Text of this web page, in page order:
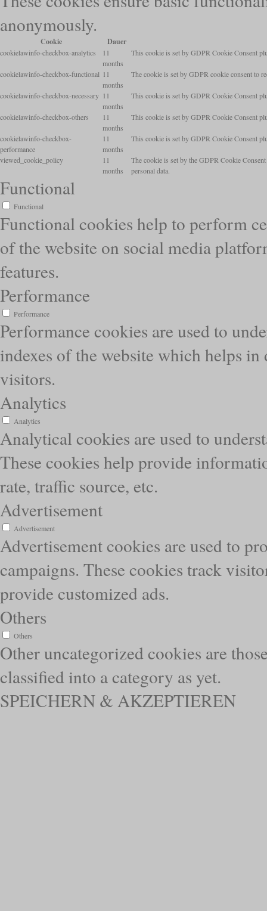
anonymously.
Cookie Dauer
cookielawinfo-checkbox-analytics
11
months
This cookie is set by GDPR Cookie Consent
cookielawinfo-checkbox-functional 11
months
The cookie is set by GDPR cookie consent to
cookielawinfo-checkbox-necessary 11
months
This cookie is set by GDPR Cookie Consent
cookielawinfo-checkbox-others
11
months
This cookie is set by GDPR Cookie Consent
cookielawinfo-checkbox-
performance
11
months
This cookie is set by GDPR Cookie Consent
viewed_cookie_policy
11
months
The cookie is set by the GDPR Cookie
personal data.
Functional
Functional
Functional cookies help to perform
of the website on social media
features.
Performance
Performance
Performance cookies are used to
indexes of the website which helps
visitors.
Analytics
Analytics
Analytical cookies are used to
These cookies help provide
rate, traffic source, etc.
Advertisement
Advertisement
Advertisement cookies are used to
campaigns. These cookies track
provide customized ads.
Others
Others
Other uncategorized cookies are
classified into a category as yet.
SPEICHERN & AKZEPTIEREN